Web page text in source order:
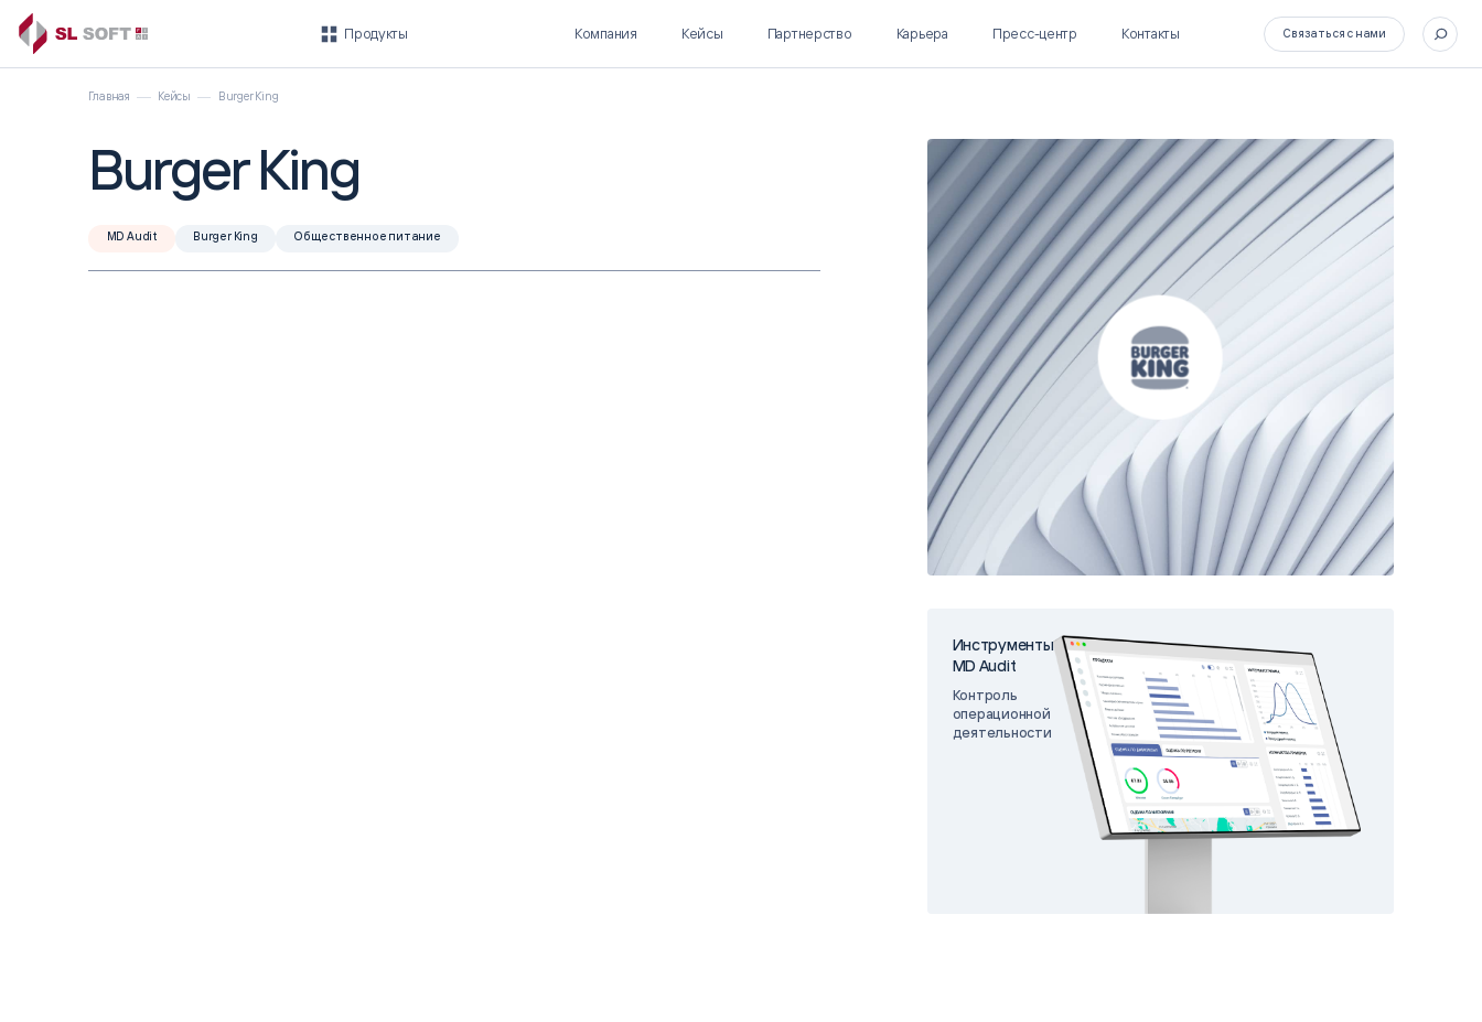
Продукты
ГОТОВЫЕ ИНСТРУМЕНТЫ ДЛЯ
ПЛАТФОРМА
Платформа ROBIN
Нормализация НСИ
Интеллектуальный поиск
SL Soft Flow
BPM + ECM
БОСС
HR-СИСТЕМЫ
HRM-система БОСС
Polymatica
ИНСТРУМЕНТЫ АНАЛИТИКИ OCR
РАСПОЗНАВАНИЕ ДАННЫХ
Компания Кейсы Партнерство Карьера Пресс-центр Контакты Связаться с нами
Главная Кейсы Burger King
Burger King
MD Audit Burger King Общественное питание
Инструменты
MD Audit
Контроль
операционной
деятельности